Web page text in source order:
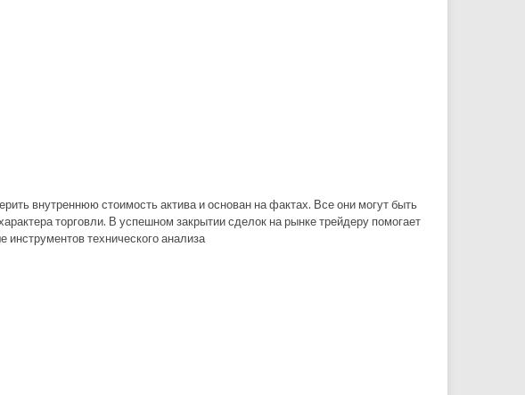
внутреннюю стоимость актива и основан на фактах. Все они могут быть
торговли. В успешном закрытии сделок на рынке трейдеру помогает
технического анализа.